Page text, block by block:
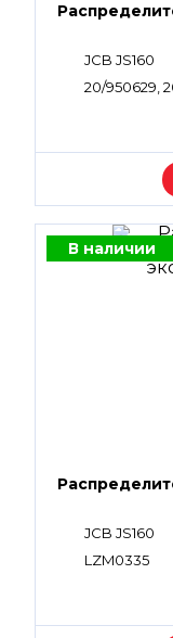
JCB JS160
20/950629,
В наличии
JCB JS160
LZM0335